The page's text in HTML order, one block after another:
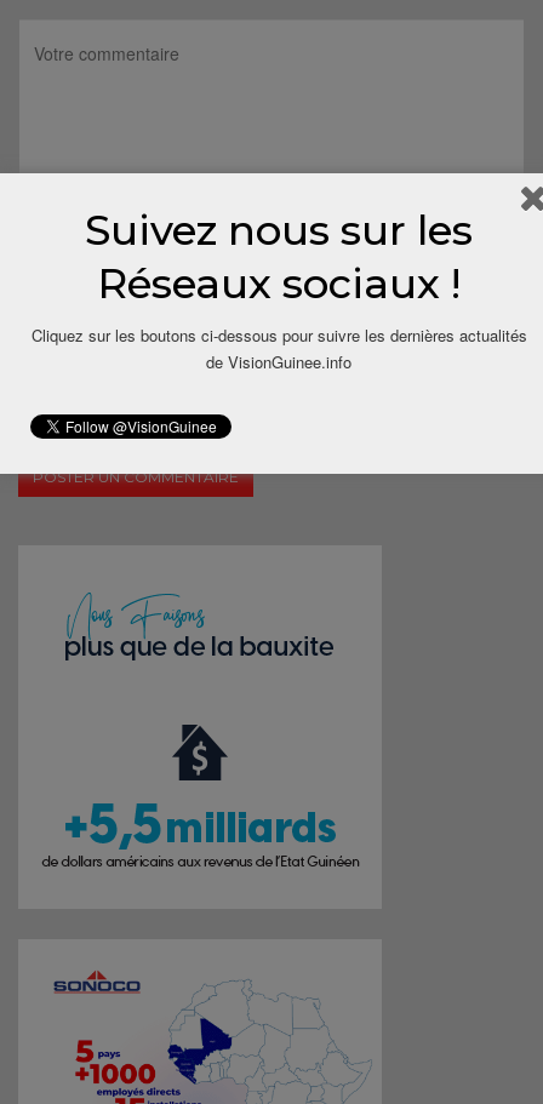
time I comment.
Suivez nous sur les
Réseaux sociaux !
Cliquez sur les boutons ci-dessous pour suivre les dernières actualités
de VisionGuinee.info